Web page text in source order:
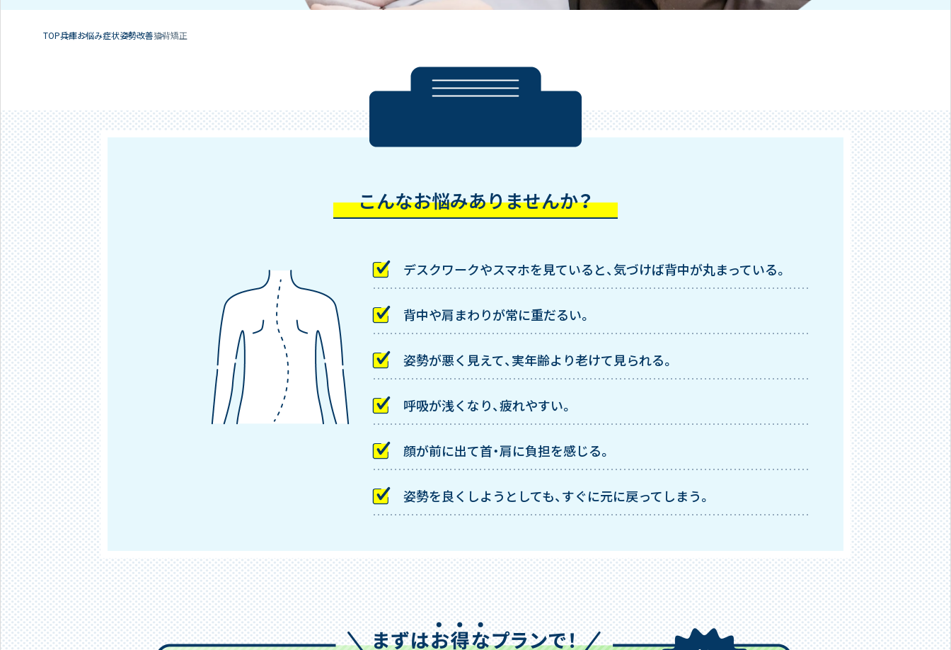
TOP兵庫お悩み症状姿勢改善猫背矯正
こんなお悩みありませんか？
デスクワークやスマホを見ていると、気づけば背中が丸まっている。
背中や肩まわりが常に重だるい。
姿勢が悪く見えて、実年齢より老けて見られる。
呼吸が浅くなり、疲れやすい。
顔が前に出て首・肩に負担を感じる。
姿勢を良くしようとしても、すぐに元に戻ってしまう。